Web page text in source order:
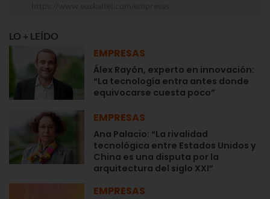
LO + LEÍDO
EMPRESAS
Álex Rayón, experto en innovación:
“La tecnología entra antes donde
equivocarse cuesta poco”
EMPRESAS
Ana Palacio: “La rivalidad
tecnológica entre Estados Unidos y
China es una disputa por la
arquitectura del siglo XXI”
EMPRESAS